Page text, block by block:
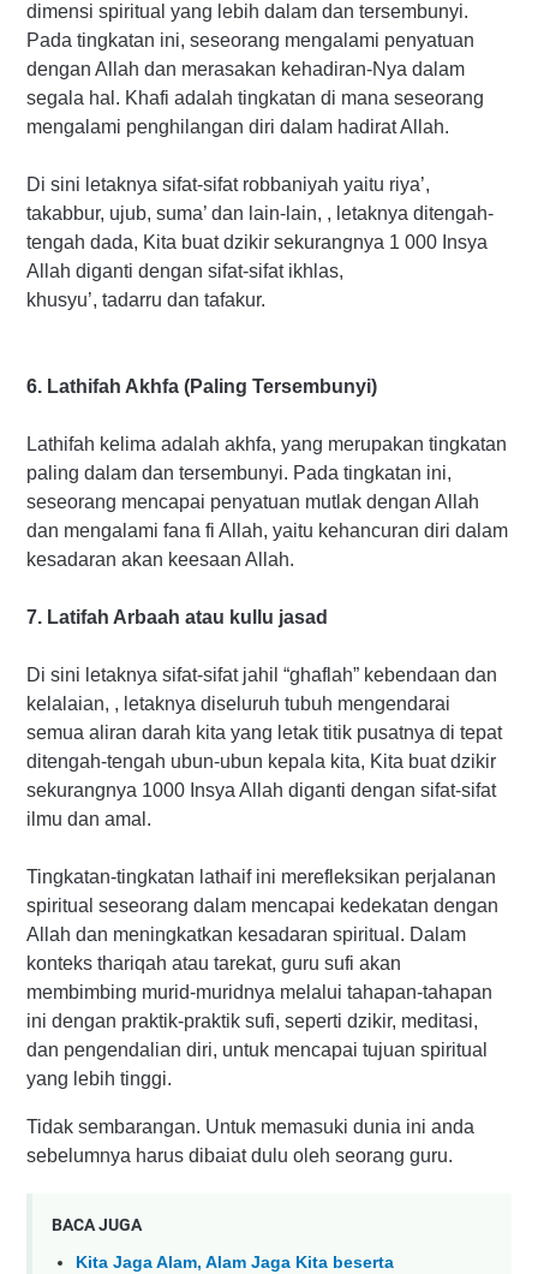
dimensi spiritual yang lebih dalam dan tersembunyi.
Pada tingkatan ini, seseorang mengalami penyatuan
dengan Allah dan merasakan kehadiran-Nya dalam
segala hal. Khafi adalah tingkatan di mana seseorang
mengalami penghilangan diri dalam hadirat Allah.
Di sini letaknya sifat-sifat robbaniyah yaitu riya’,
takabbur, ujub, suma’ dan lain-lain, , letaknya ditengah-
tengah dada, Kita buat dzikir sekurangnya 1 000 Insya
Allah diganti dengan sifat-sifat ikhlas,
khusyu’, tadarru dan tafakur.
6. Lathifah Akhfa (Paling Tersembunyi)
Lathifah kelima adalah akhfa, yang merupakan tingkatan
paling dalam dan tersembunyi. Pada tingkatan ini,
seseorang mencapai penyatuan mutlak dengan Allah
dan mengalami fana fi Allah, yaitu kehancuran diri dalam
kesadaran akan keesaan Allah.
7. Latifah Arbaah atau kullu jasad
Di sini letaknya sifat-sifat jahil “ghaflah” kebendaan dan
kelalaian, , letaknya diseluruh tubuh mengendarai
semua aliran darah kita yang letak titik pusatnya di tepat
ditengah-tengah ubun-ubun kepala kita, Kita buat dzikir
sekurangnya 1000 Insya Allah diganti dengan sifat-sifat
ilmu dan amal.
Tingkatan-tingkatan lathaif ini merefleksikan perjalanan
spiritual seseorang dalam mencapai kedekatan dengan
Allah dan meningkatkan kesadaran spiritual. Dalam
konteks thariqah atau tarekat, guru sufi akan
membimbing murid-muridnya melalui tahapan-tahapan
ini dengan praktik-praktik sufi, seperti dzikir, meditasi,
dan pengendalian diri, untuk mencapai tujuan spiritual
yang lebih tinggi.
Tidak sembarangan. Untuk memasuki dunia ini anda
sebelumnya harus dibaiat dulu oleh seorang guru.
BACA JUGA
Kita Jaga Alam, Alam Jaga Kita beserta